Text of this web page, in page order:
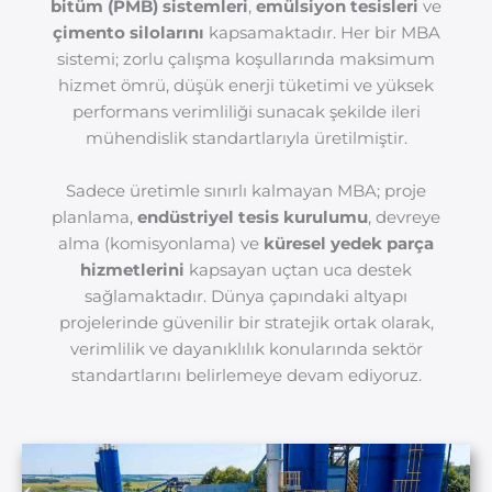
bitüm (PMB) sistemleri, emülsiyon tesisleri ve
çimento silolarını kapsamaktadır. Her bir MBA
sistemi; zorlu çalışma koşullarında maksimum
hizmet ömrü, düşük enerji tüketimi ve yüksek
performans verimliliği sunacak şekilde ileri
mühendislik standartlarıyla üretilmiştir.
Sadece üretimle sınırlı kalmayan MBA; proje
planlama, endüstriyel tesis kurulumu, devreye
alma (komisyonlama) ve küresel yedek parça
hizmetlerini kapsayan uçtan uca destek
sağlamaktadır. Dünya çapındaki altyapı
projelerinde güvenilir bir stratejik ortak olarak,
verimlilik ve dayanıklılık konularında sektör
standartlarını belirlemeye devam ediyoruz.